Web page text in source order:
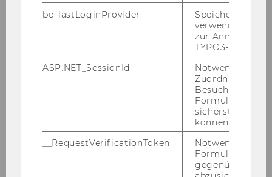
Wel­che Such­be­grif­fe ver­wen­
de ich, um Li­te­ra­tur für mein
Thema/For­schungs­fra­ge zu
fin­den?
be_lastLoginProvider
Speichert die
verwendete
zur Anmeldung
TYPO3-Backend.
ASP.NET_SessionId
Notwendig, um
Zuordnung von
Besucher zu
sicherstellen zu
können.
__RequestVerificationToken
Notwendig, um
gegenüber